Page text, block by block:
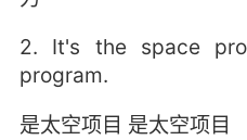
2. It's the space
program.
是太空项目 是太空项目